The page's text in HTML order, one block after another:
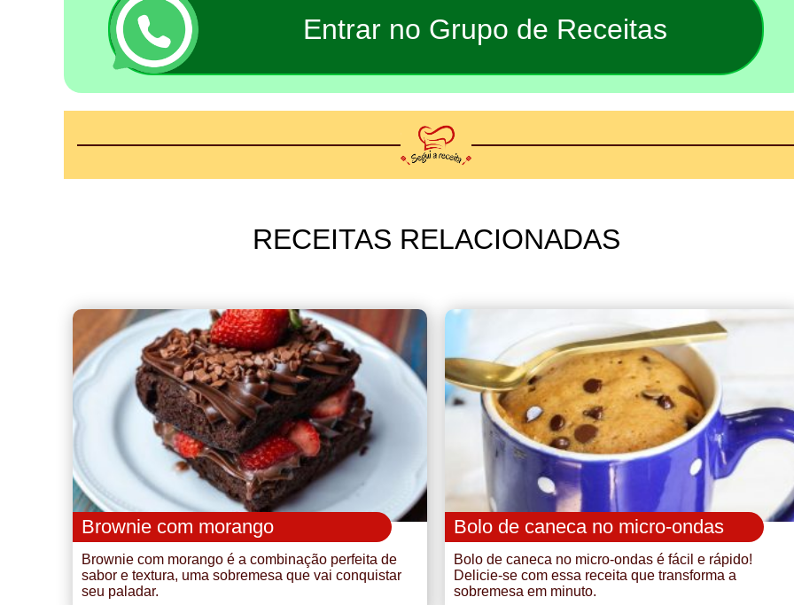
Entrar no Grupo de Receitas
RECEITAS RELACIONADAS
Brownie com morango
Brownie com morango é a combinação perfeita de
sabor e textura, uma sobremesa que vai conquistar
seu paladar.
Bolo de caneca no micro-ondas
Bolo de caneca no micro-ondas é fácil e rápido!
Delicie-se com essa receita que transforma a
sobremesa em minuto.